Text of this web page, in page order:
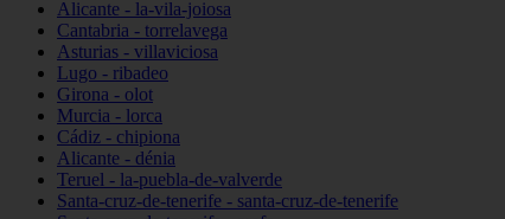
Alicante - la-vila-joiosa
Cantabria - torrelavega
Asturias - villaviciosa
Lugo - ribadeo
Girona - olot
Murcia - lorca
Cádiz - chipiona
Alicante - dénia
Teruel - la-puebla-de-valverde
Santa-cruz-de-tenerife - santa-cruz-de-tenerife